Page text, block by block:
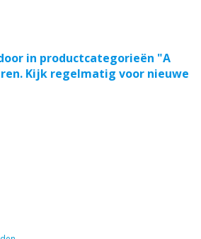
door in productcategorieën "A
Kijk regelmatig voor nieuwe